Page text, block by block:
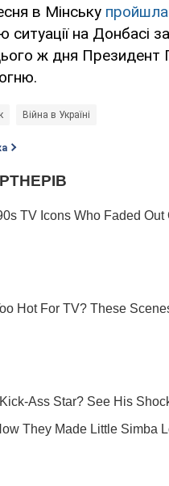
в Мінську пройшла
ситуації на Донбасі
ж дня Президент
Війна в Україні